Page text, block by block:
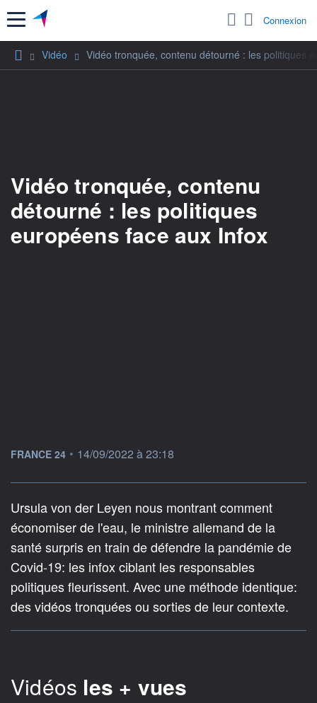
Menu Connexion
Vidéo Vidéo tronquée, contenu détourné : les politiques
Vidéo tronquée, contenu
détourné : les politiques
européens face aux Infox
information fournie par
FRANCE 24 • 14/09/2022 à 23:18
Ursula von der Leyen nous montrant comment
économiser de l'eau, le ministre allemand de la
santé surpris en train de défendre la pandémie de
Covid-19: les infox ciblant les responsables
politiques fleurissent. Avec une méthode identique:
des vidéos tronquées ou sorties de leur contexte.
Vidéos les + vues